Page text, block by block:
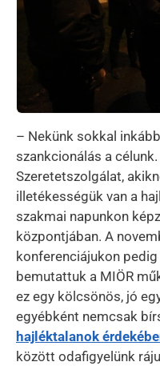
– Nekünk sokkal
szankcionálás a
Szeretetszolgálat,
illetékességük van a
szakmai napunkon
központjában. A
konferenciájukon
bemutattuk a MIÖR
ez egy kölcsönös, jó
egyébként nemcsak
hajléktalanok
között odafigyelünk